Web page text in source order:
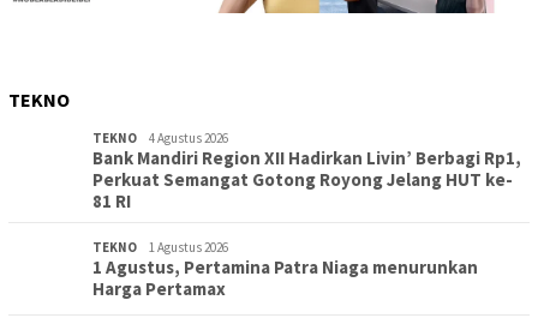
TEKNO
TEKNO 4 Agustus 2026
Bank Mandiri Region XII Hadirkan Livin’ Berbagi Rp1,
Perkuat Semangat Gotong Royong Jelang HUT ke-
81 RI
TEKNO 1 Agustus 2026
1 Agustus, Pertamina Patra Niaga menurunkan
Harga Pertamax